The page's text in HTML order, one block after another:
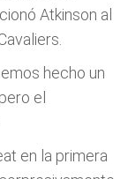
Atkinson al
hecho un
el
en la primera